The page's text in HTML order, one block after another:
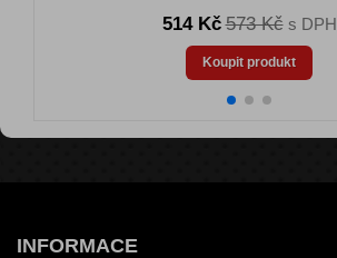
514 Kč 573 Kčs DPH
Koupit produkt
INFORMACE